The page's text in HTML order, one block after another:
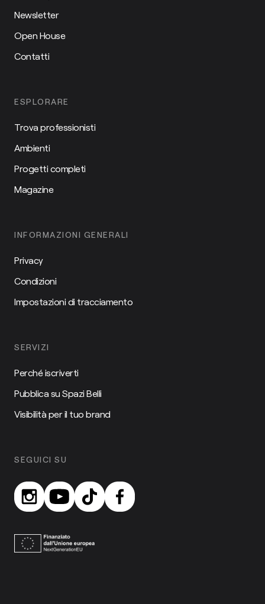
Newsletter
Open House
Contatti
ESPLORARE
Trova professionisti
Ambienti
Progetti completi
Magazine
INFORMAZIONI GENERALI
Privacy
Condizioni
Impostazioni di tracciamento
SERVIZI
Perché iscriverti
Pubblica su Spazi Belli
Visibilità per il tuo brand
SEGUICI SU